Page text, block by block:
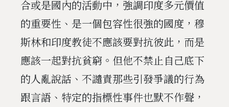
合或是國內的活動中，強調印度多元價值
的重要性、是一個包容性很強的國度，穆
斯林和印度教徒不應該要對抗彼此，而是
應該一起對抗貧窮。但他不禁止自己底下
的人亂說話、不譴責那些引發爭議的行為
跟言語、特定的指標性事件也默不作聲，